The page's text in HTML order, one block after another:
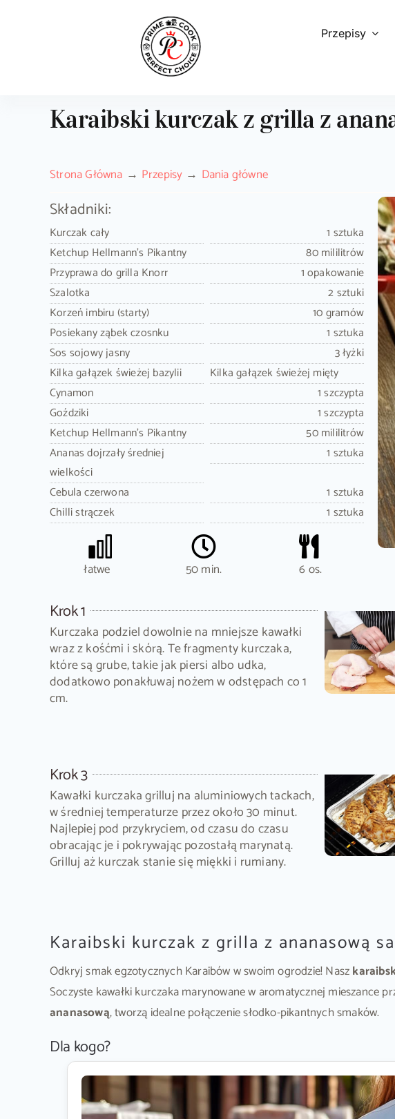
Przepisy
Karaibski kurczak z grilla z
Strona Główna Przepisy Dania główne
Składniki:
Kurczak cały
1 sztuka
Ketchup Hellmann's Pikantny
80 mililitrów
Przyprawa do grilla Knorr
1 opakowanie
Szalotka
2 sztuki
Korzeń imbiru (starty)
10 gramów
Posiekany ząbek czosnku
1 sztuka
Sos sojowy jasny
3 łyżki
Kilka gałązek świeżej bazylii
Kilka gałązek świeżej mięty
Cynamon
1 szczypta
Goździki
1 szczypta
Ketchup Hellmann's Pikantny
50 mililitrów
Ananas dojrzały średniej
wielkości
1 sztuka
Cebula czerwona
1 sztuka
Chilli strączek
1 sztuka
łatwe 50 min. 6 os.
Krok 1
Kurczaka podziel dowolnie na mniejsze kawałki
wraz z kośćmi i skórą. Te fragmenty kurczaka,
które są grube, takie jak piersi albo udka,
dodatkowo ponakłuwaj nożem w odstępach co 1
cm.
Krok 3
Kawałki kurczaka grilluj na aluminiowych tackach,
w średniej temperaturze przez około 30 minut.
Najlepiej pod przykryciem, od czasu do czasu
obracając je i pokrywając pozostałą marynatą.
Grilluj aż kurczak stanie się miękki i rumiany.
Karaibski kurczak z grilla z ananasową
Odkryj smak egzotycznych Karaibów w swoim ogrodzie! Nasz
Soczyste kawałki kurczaka marynowane w aromatycznej mieszance
ananasową, tworzą idealne połączenie słodko-pikantnych smaków.
Dla kogo?